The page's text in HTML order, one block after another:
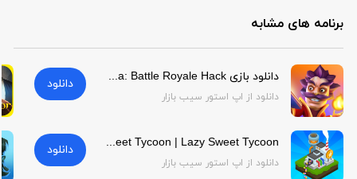
برنامه های مشابه
دانلود بازی Spell Arena: Battle Royale Hack برای آیفون | Spell Arena: Battle Royale Hack
دانلود از اپ استور سیب بازار
دانلود
Lazy Sweet Tycoon | Lazy Sweet Tycoon
دانلود از اپ استور سیب بازار
دانلود